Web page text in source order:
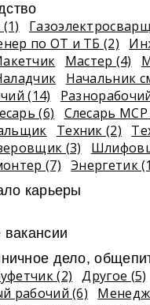
по ОТ и ТБ (2)
Мастер (4)
Начальник
(14)
(6) Слесарь МСР
Техник (2)
(3)
(7) Энергетик
карьеры
дело,
(2) Другое (5)
рабочий (6)